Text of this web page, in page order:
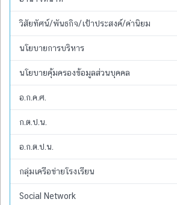
วิสัยทัศน์/พันธกิจ/เป้าประสงค์/ค่านิยม
นโยบายการบริหาร
นโยบายคุ้มครองข้อมูลส่วนบุคคล
อ.ก.ค.ศ.
ก.ต.ป.น.
อ.ก.ต.ป.น.
กลุ่มเครือข่ายโรงเรียน
Social Network